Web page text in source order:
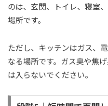
のは、玄関、トイレ、寝室
場所です。
ただし、キッチンはガス、
なる場所です。ガス臭や焦
は入らないでください。